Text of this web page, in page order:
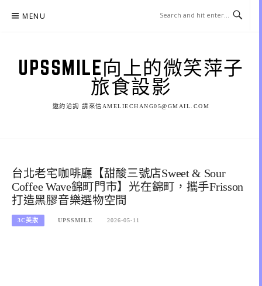
MENU
UPSSMILE向上的微笑萍子
旅食設影
邀約洽詢 請來信AMELIECHANG05@GMAIL.COM
台北老宅咖啡廳【甜酸三號店Sweet & Sour
Coffee Wave錦町門市】光在錦町，攜手Frisson
打造黑膠音樂選物空間
3C美妝 UPSSMILE 2026-05-11